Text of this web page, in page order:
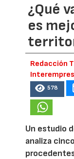
¿Qué
es
Redacción
578
Un estudio
analiza